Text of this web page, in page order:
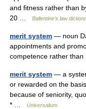
and fitness rather than
20 …
Ballentine's law
merit system — noun
appointments and
competence rather
merit system — a
or rewarded on the
because of seniority,
* …
Universalium